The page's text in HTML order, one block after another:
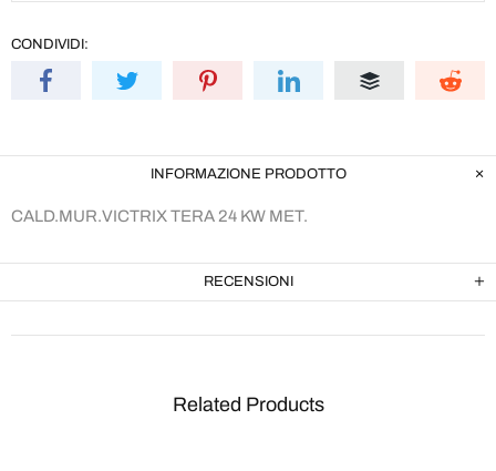
CONDIVIDI:
INFORMAZIONE PRODOTTO
CALD.MUR.VICTRIX TERA 24 KW MET.
RECENSIONI
Related Products